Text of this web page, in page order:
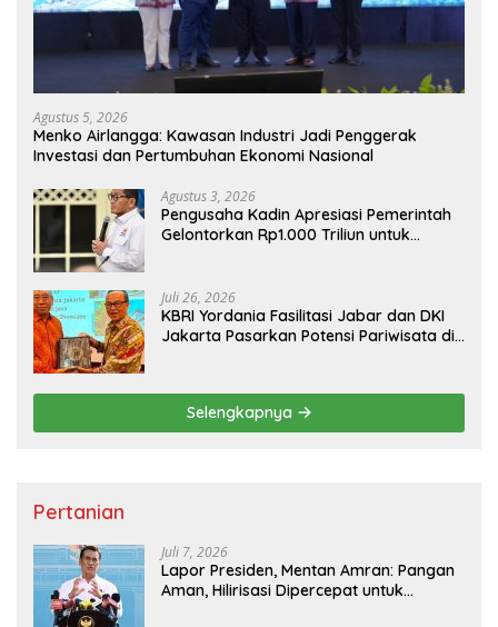
Agustus 5, 2026
Menko Airlangga: Kawasan Industri Jadi Penggerak
Investasi dan Pertumbuhan Ekonomi Nasional
Agustus 3, 2026
Pengusaha Kadin Apresiasi Pemerintah
Gelontorkan Rp1.000 Triliun untuk
Juli 26, 2026
KBRI Yordania Fasilitasi Jabar dan DKI
Jakarta Pasarkan Potensi Pariwisata di
Selengkapnya
Pertanian
Juli 7, 2026
Lapor Presiden, Mentan Amran: Pangan
Aman, Hilirisasi Dipercepat untuk